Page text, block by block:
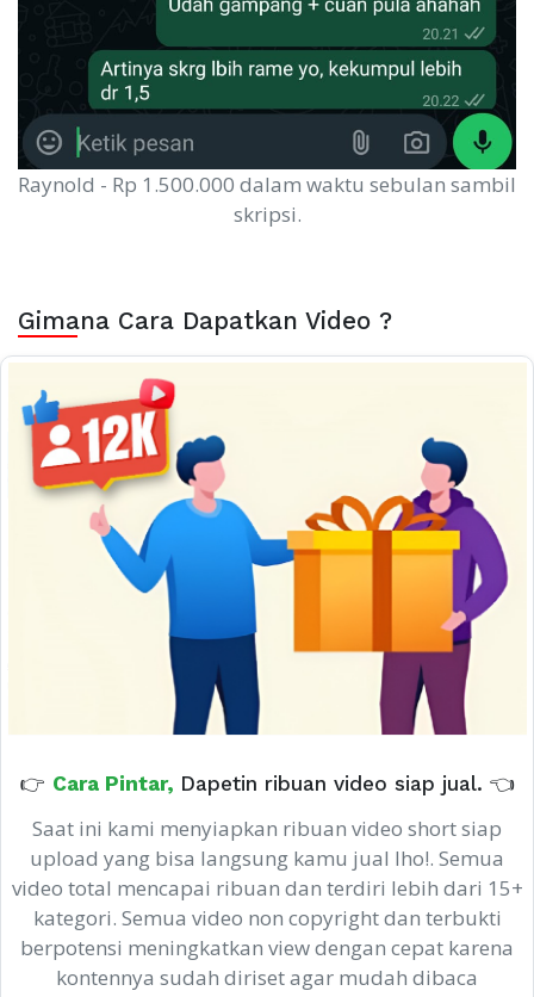
Raynold - Rp 1.500.000 dalam waktu sebulan sambil
skripsi.
Gimana Cara Dapatkan Video ?
👉 Cara Pintar, Dapetin ribuan video siap jual. 👈
Saat ini kami menyiapkan ribuan video short siap
upload yang bisa langsung kamu jual lho!. Semua
video total mencapai ribuan dan terdiri lebih dari 15+
kategori. Semua video non copyright dan terbukti
berpotensi meningkatkan view dengan cepat karena
kontennya sudah diriset agar mudah dibaca